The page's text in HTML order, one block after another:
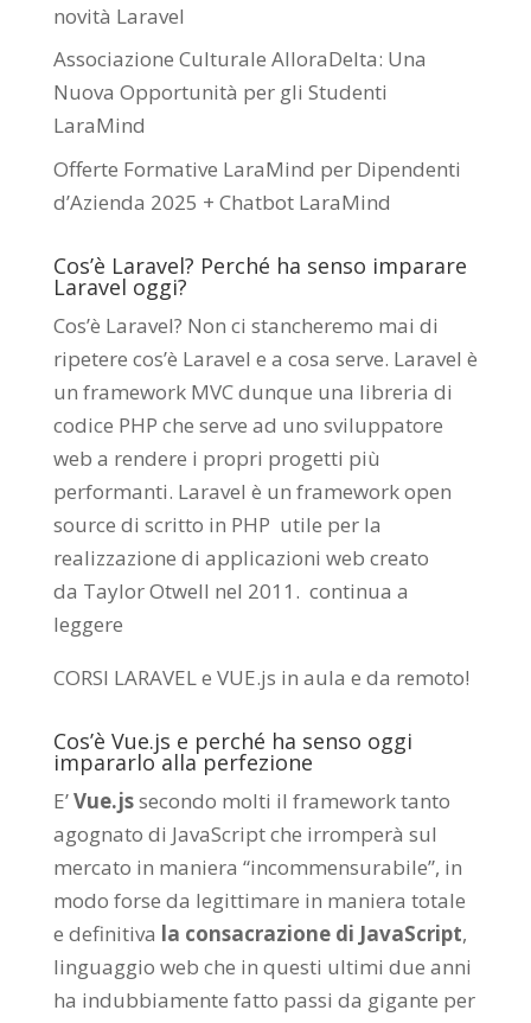
novità Laravel
Associazione Culturale AlloraDelta: Una
Nuova Opportunità per gli Studenti
LaraMind
Offerte Formative LaraMind per Dipendenti
d’Azienda 2025 + Chatbot LaraMind
Cos’è Laravel? Perché ha senso imparare
Laravel oggi?
Cos’è Laravel? Non ci stancheremo mai di
ripetere cos’è Laravel e a cosa serve. Laravel è
un framework MVC dunque una libreria di
codice PHP che serve ad uno sviluppatore
web a rendere i propri progetti più
performanti. Laravel è un framework open
source di scritto in PHP utile per la
realizzazione di applicazioni web creato
da Taylor Otwell nel 2011. continua a
leggere
CORSI LARAVEL e VUE.js in aula e da remoto!
Cos’è Vue.js e perché ha senso oggi
impararlo alla perfezione
E’Vue.jssecondo molti il framework tanto
agognato di JavaScript che irromperà sul
mercato in maniera “incommensurabile”, in
modo forse da legittimare in maniera totale
e definitiva la consacrazione di JavaScript,
linguaggio web che in questi ultimi due anni
ha indubbiamente fatto passi da gigante per